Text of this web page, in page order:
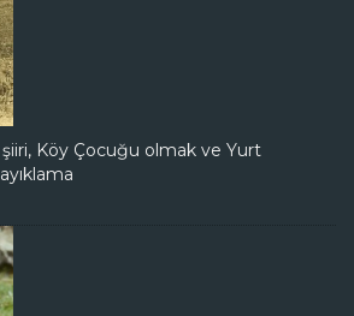
şiiri, Köy Çocuğu olmak ve Yurt